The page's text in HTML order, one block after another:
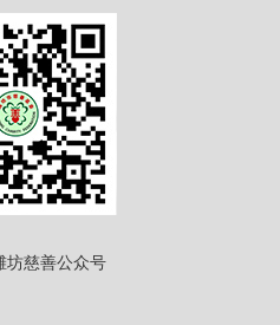
坊慈善公众号